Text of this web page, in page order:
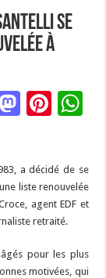
se
à
M
d
o
n
Pi
es
t
p
a décidé de se
liste renouvelée
agent EDF et
retraité.
pour les plus
motivées, qui